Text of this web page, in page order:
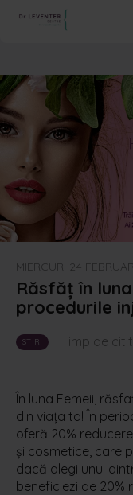
MIERCURI 24
Răsfăț în
procedurile
STIRI Timp de citit:
În luna Femeii,
din viața ta! În
oferă 20%
și cosmetice, care
dacă alegi unul
beneficiezi de